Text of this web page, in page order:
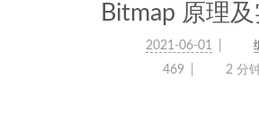
Bitmap 原理
2021-06-01
469
2 分